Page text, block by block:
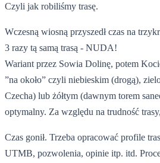
Czyli jak robiliśmy trasę.
Wczesną wiosną przyszedł czas na
3 razy tą samą trasą - NUDA!
Wariant przez Sowia Dolinę, potem
”na około” czyli niebieskim (drogą),
Czecha) lub żółtym (dawnym torem
optymalny. Za względu na trudność trasy,
Czas gonił. Trzeba opracować profile
UTMB, pozwolenia, opinie itp. itd.